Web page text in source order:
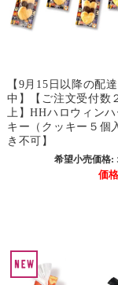
【9月15日以降の配
中】【ご注文受付数
上】HHハロウィン
キー（クッキー５個
き不可】
希望小売価格:
価